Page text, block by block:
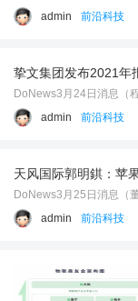
数千万美元首轮融资，由
admin 前沿科技
挚文集团发布2021年
DoNews3月24日消息（
年未经审计的财务业绩
admin 前沿科技
天风国际郭明錤：苹
DoNews3月25日消息（
表示，传闻中苹果正在开
admin 前沿科技